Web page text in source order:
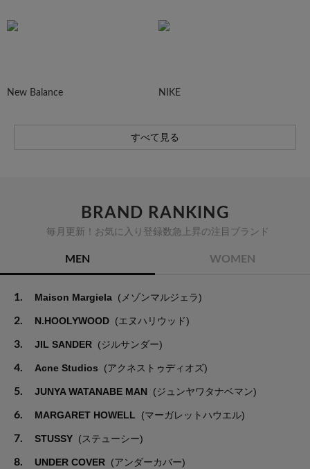
New Balance NIKE
すべて見る
BRAND RANKING
毎月更新！お気に入り登録数急上昇の注目ブランド
MEN WOMEN
1. Maison Margiela (メゾンマルジェラ)
2. N.HOOLYWOOD (エヌハリウッド)
3. JIL SANDER (ジルサンダー)
4. Acne Studios (アクネストゥディオズ)
5. JUNYA WATANABE MAN (ジュンヤワタナベマン)
6. MARGARET HOWELL (マーガレットハウエル)
7. STUSSY (ステューシー)
8. UNDER COVER (アンダーカバー)